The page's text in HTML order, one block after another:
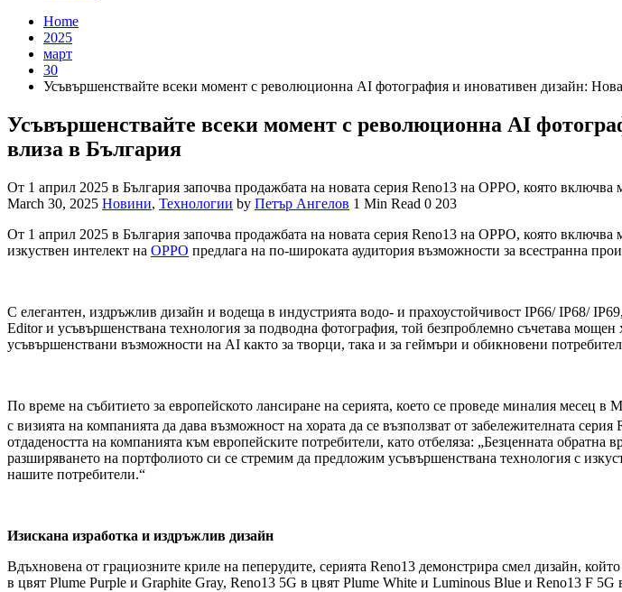
Home
2025
март
30
Усъвършенствайте всеки момент с революционна AI фотография и иновативен дизайн:
Усъвършенствайте всеки момент с революционна AI
влиза в България
От 1 април 2025 в България започва продажбата на новата серия Reno13 на OPPO, която
March 30, 2025 Новини, Технологии by Петър Ангелов 1 Min Read 0 203
От 1 април 2025 в България започва продажбата на новата серия Reno13 на OPPO, която
изкуствен интелект на OPPO предлага на по-широката аудитория възможности за всестранна
С елегантен, издръжлив дизайн и водеща в индустрията водо- и прахоустойчивост IP66/ IP68/
Editor и усъвършенствана технология за подводна фотография, той безпроблемно съчетава
усъвършенствани възможности на AI както за творци, така и за геймъри и обикновени
По време на събитието за европейското лансиране на серията, което се проведе миналия месец
с визията на компанията да дава възможност на хората да се възползват от забележителната
отдадеността на компанията към европейските потребители, като отбеляза: „Безценната
разширяването на портфолиото си се стремим да предложим усъвършенствана технология с
нашите потребители.“
Изискана изработка и издръжлив дизайн
Вдъхновена от грациозните криле на пеперудите, серията Reno13 демонстрира смел дизайн,
в цвят Plume Purple и Graphite Gray, Reno13 5G в цвят Plume White и Luminous Blue и Reno13 F